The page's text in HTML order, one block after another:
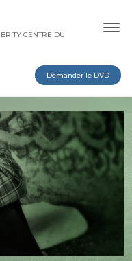
CENTRE DU
Demander le DVD